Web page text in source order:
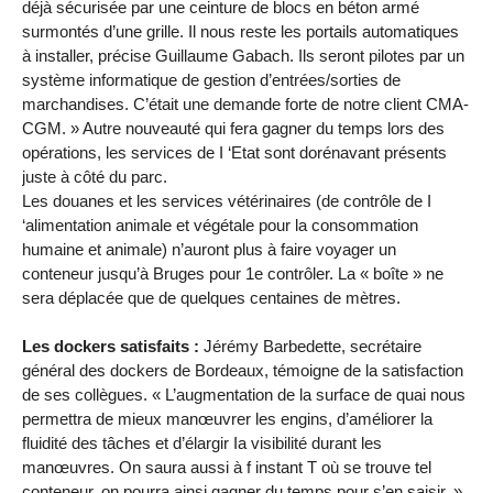
déjà sécurisée par une ceinture de blocs en béton armé
surmontés d’une grille. Il nous reste les portails automatiques
à installer, précise Guillaume Gabach. Ils seront pilotes par un
système informatique de gestion d’entrées/sorties de
marchandises. C’était une demande forte de notre client CMA-
CGM. » Autre nouveauté qui fera gagner du temps lors des
opérations, les services de I ‘Etat sont dorénavant présents
juste à côté du parc.
Les douanes et les services vétérinaires (de contrôle de I
‘alimentation animale et végétale pour la consommation
humaine et animale) n’auront plus à faire voyager un
conteneur jusqu’à Bruges pour 1e contrôler. La « boîte » ne
sera déplacée que de quelques centaines de mètres.
Les dockers satisfaits : Jérémy Barbedette, secrétaire
général des dockers de Bordeaux, témoigne de la satisfaction
de ses collègues. « L’augmentation de la surface de quai nous
permettra de mieux manœuvrer les engins, d’améliorer la
fluidité des tâches et d’élargir Ia visibilité durant les
manœuvres. On saura aussi à f instant T où se trouve tel